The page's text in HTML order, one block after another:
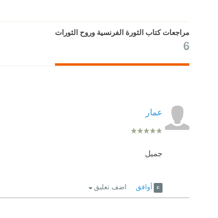
مراجعات كتاب الثورة الفرنسية وروح الثورات
6
عمار
جميل
أوافق اضف تعليق